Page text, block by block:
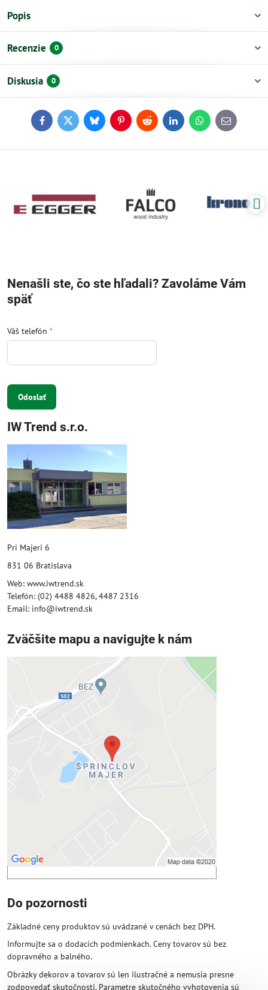
Popis
Recenzie 0
Diskusia 0
FacebookTwitterBlueskyPinterestReddit LinkedInWhatsApp
E-
mail
Nenašli ste, čo ste hľadali? Zavoláme Vám
späť
Váš telefón *
Odoslať
IW Trend s.r.o.
Pri Majeri 6
831 06 Bratislava
Web: www.iwtrend.sk
Telefón: (02) 4488 4826, 4487 2316
Email: info@iwtrend.sk
Zväčšite mapu a navigujte k nám
Externý obsah je blokovaný
Prajete si načítať externý obsah?
Povoliť tentokrát
Povoliť a zapamätať - súhlas s druhom
cookie: Funkčné
Otvoriť obsah v novom okne
Do pozornosti
Základné ceny produktov sú uvádzané v cenách bez DPH.
Informujte sa o dodacích podmienkach. Ceny tovarov sú bez
dopravného a balného.
Obrázky dekorov a tovarov sú len ilustračné a nemusia presne
zodpovedať skutočnosti. Parametre skutočného vyhotovenia sú